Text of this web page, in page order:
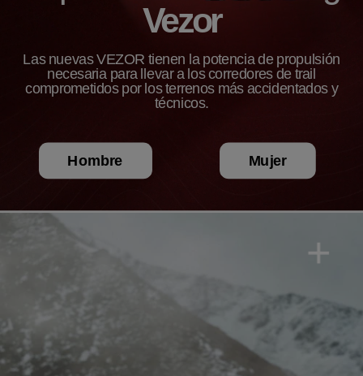
Vezor
Las nuevas VEZOR tienen la potencia de propulsión
necesaria para llevar a los corredores de trail
comprometidos por los terrenos más accidentados y
técnicos.
Hombre Mujer
+